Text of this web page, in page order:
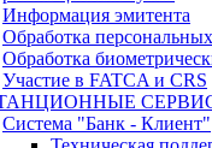
Информация эмитента
Обработка
Обработка
Участие в FATCA и CRS
Система "Банк - Клиент"